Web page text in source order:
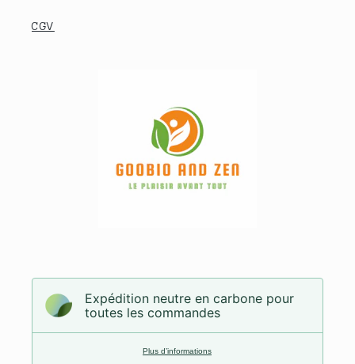
CGV
Expédition neutre en carbone pour
toutes les commandes
Plus d’informations